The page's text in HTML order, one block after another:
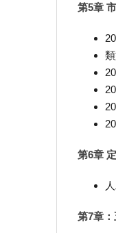
第5章
第6章
第7章